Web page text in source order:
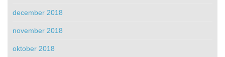
december 2018
november 2018
oktober 2018